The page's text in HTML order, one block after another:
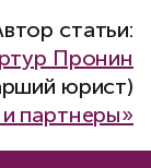
статьи:
Пронин
юрист)
партнеры»